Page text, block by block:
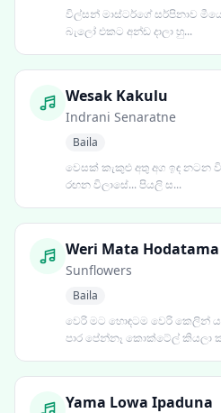
විල්සන් මාස්ටර්ගේ සර්පිනාව
බැලෝ එකට අන්ඩ දාලා හු...
Wesak Kakulu
Indrani Senaratne
Baila
වෙසක් කැකුළු අතු අග ඉඳ නටන
රඟන විලාසේ... පියලි ස...
Weri Mata Hodatama
Sunflowers
Baila
වෙරි මට හොඳටම වෙරි කෙලින්
පාර පේන්නෑ කොක්ටේල් කියලා
Yama Lowa Ipaduna